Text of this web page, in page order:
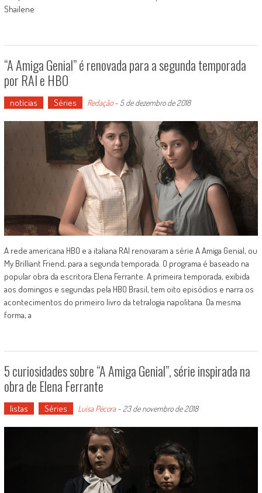
Shailene
“A Amiga Genial” é renovada para a segunda temporada
por RAI e HBO
notícias Séries Redação- 5 de dezembro de 2018
A rede americana HBO e a italiana RAI renovaram a série A Amiga Genial, ou
My Brilliant Friend, para a segunda temporada. O programa é baseado na
popular obra da escritora Elena Ferrante. A primeira temporada, exibida
aos domingos e segundas pela HBO Brasil, tem oito episódios e narra os
acontecimentos do primeiro livro da tetralogia napolitana. Da mesma
forma, a
5 curiosidades sobre “A Amiga Genial”, série inspirada na
obra de Elena Ferrante
listas Séries Luísa Pécora- 23 de novembro de 2018